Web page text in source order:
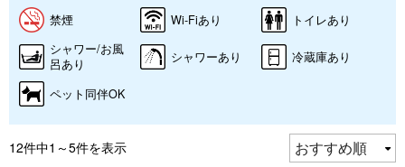
禁煙 Wi-Fiあり
トイレあり
シャワー/お風
呂あり
シャワーあり 冷蔵庫あり
ペット同伴OK
12件中1～5件を表示